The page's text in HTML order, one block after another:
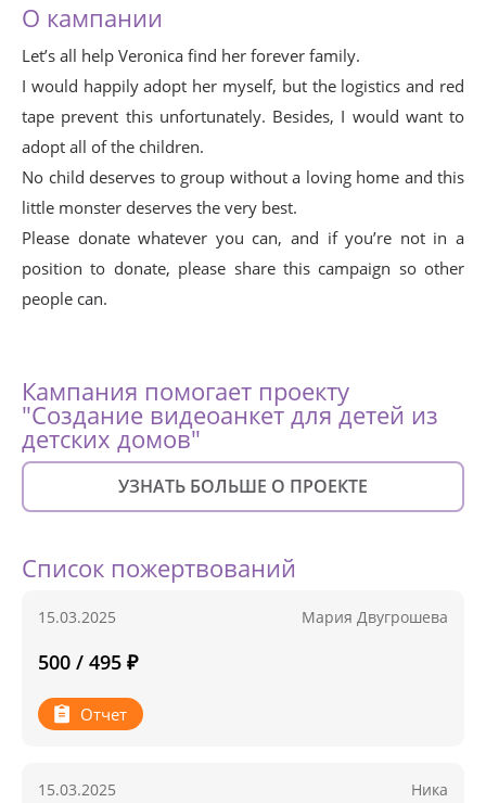
О кампании
Let’s all help Veronica find her forever family.
I would happily adopt her myself, but the logistics and red
tape prevent this unfortunately. Besides, I would want to
adopt all of the children.
No child deserves to group without a loving home and this
little monster deserves the very best.
Please donate whatever you can, and if you’re not in a
position to donate, please share this campaign so other
people can.
Кампания помогает проекту
"Создание видеоанкет для детей из
детских домов"
УЗНАТЬ БОЛЬШЕ О ПРОЕКТЕ
Список пожертвований
15.03.2025 Мария Двугрошева
500 / 495 ₽
Отчет
15.03.2025 Ника